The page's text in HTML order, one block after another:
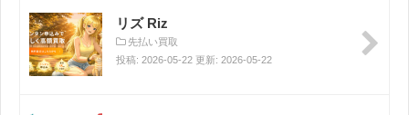
リズ Riz
先払い買取
投稿: 2026-05-22 更新: 2026-05-22